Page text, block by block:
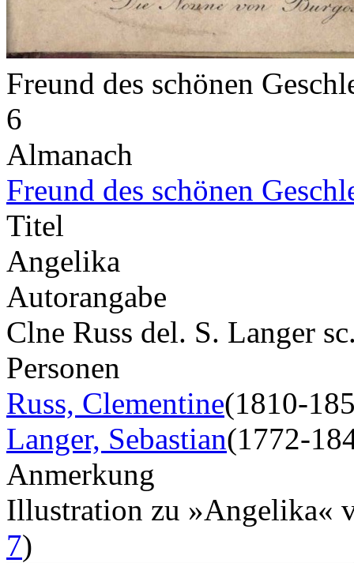
Freund des schönen
6
Almanach
Freund des schönen
Titel
Angelika
Autorangabe
Clne Russ del. S. Langer
Personen
Russ, Clementine(1810-
Langer, Sebastian(1772-
Anmerkung
Illustration zu »Angelika«
7)